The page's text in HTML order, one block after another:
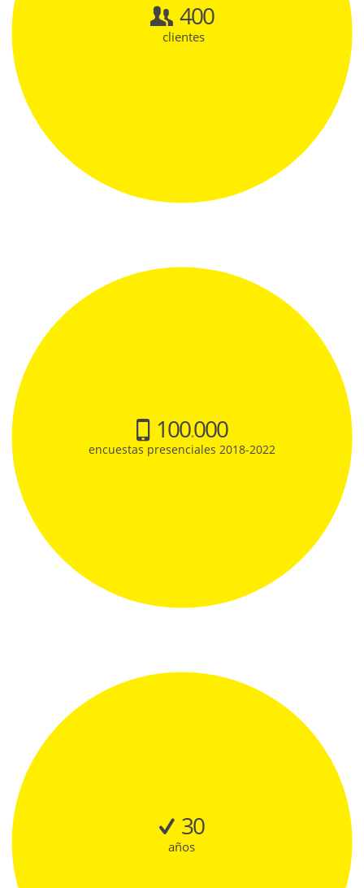
400
clientes
100.000
encuestas presenciales 2018-2022
30
años